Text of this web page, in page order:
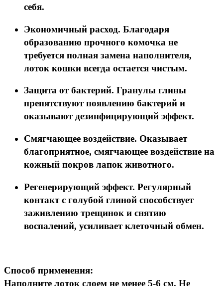
себя.
Экономичный расход. Благодаря
образованию прочного комочка не
требуется полная замена наполнителя,
лоток кошки всегда остается чистым.
Защита от бактерий. Гранулы глины
препятствуют появлению бактерий и
оказывают дезинфицирующий эффект.
Смягчающее воздействие. Оказывает
благоприятное, смягчающее воздействие на
кожный покров лапок животного.
Регенерирующий эффект. Регулярный
контакт с голубой глиной способствует
заживлению трещинок и снятию
воспалений, усиливает клеточный обмен.
Способ применения:
Наполните лоток слоем не менее 5-6 см. Не